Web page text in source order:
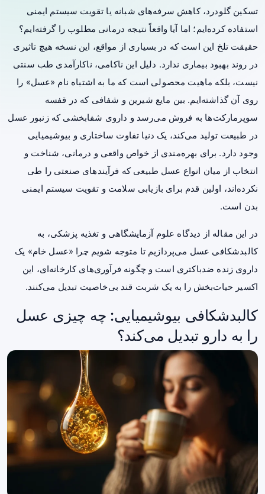
تسکین گلودرد، کاهش سرفه‌های شبانه یا تقویت سیستم ایمنی
استفاده کرده‌ایم؛ اما آیا واقعاً نتیجه درمانی مطلوب را گرفته‌ایم؟
حقیقت تلخ این است که در بسیاری از مواقع، این نسخه هیچ تاثیری
در روند بهبود بیماری ندارد. دلیل این ناکامی، ناکارآمدی طب سنتی
نیست، بلکه ماهیت محصولی است که ما به اشتباه نام «عسل» را
روی آن گذاشته‌ایم. بین مایع شیرین و شفافی که در قفسه
سوپرمارکت‌ها به فروش می‌رسد و داروی شفابخشی که زنبور عسل
در طبیعت تولید می‌کند، یک دنیا تفاوت ساختاری و بیوشیمیایی
وجود دارد. برای بهره‌مندی از خواص واقعی و درمانی، شناخت و
انتخاب از میان انواع عسل طبیعی که فرآیندهای صنعتی را طی
نکرده‌اند، اولین قدم برای بازیابی سلامت و تقویت سیستم ایمنی
بدن است.
در این مقاله از دیدگاه علوم آزمایشگاهی و تغذیه پزشکی، به
کالبدشکافی عسل می‌پردازیم تا متوجه شویم چرا «عسل خام» یک
داروی زنده ضدباکتری است و چگونه فرآوری‌های کارخانه‌ای، این
اکسیر حیات‌بخش را به یک شربت قند بی‌خاصیت تبدیل می‌کنند.
کالبدشکافی بیوشیمیایی: چه چیزی عسل
را به دارو تبدیل می‌کند؟